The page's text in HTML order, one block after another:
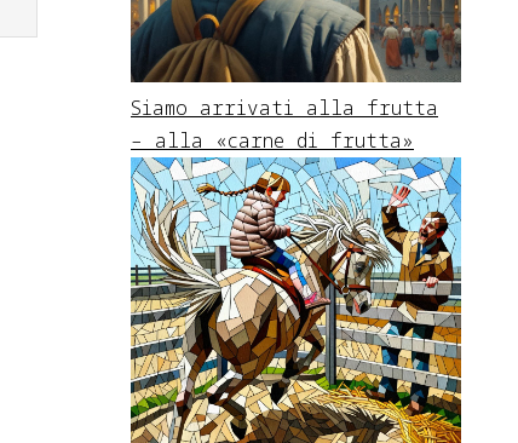
Siamo arrivati alla frutta
– alla «carne di frutta»